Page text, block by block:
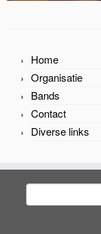
Home
Organisatie
Bands
Contact
Diverse links